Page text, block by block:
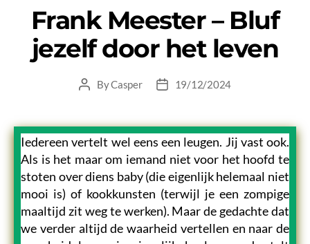
Frank Meester – Bluf
jezelf door het leven
PostByCasper
Post19/12/2024
Iedereen vertelt wel eens een leugen. Jij vast ook.
Als is het maar om iemand niet voor het hoofd te
stoten over diens baby (die eigenlijk helemaal niet
mooi is) of kookkunsten (terwijl je een zompige
maaltijd zit weg te werken). Maar de gedachte dat
we verder altijd de waarheid vertellen en naar de